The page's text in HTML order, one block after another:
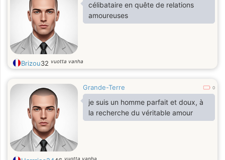
célibataire en quête de relations
amoureuses
Brizou32 vuotta vanha
Grande-Terre 0
je suis un homme parfait et doux, à
la recherche du véritable amour
vuotta vanha